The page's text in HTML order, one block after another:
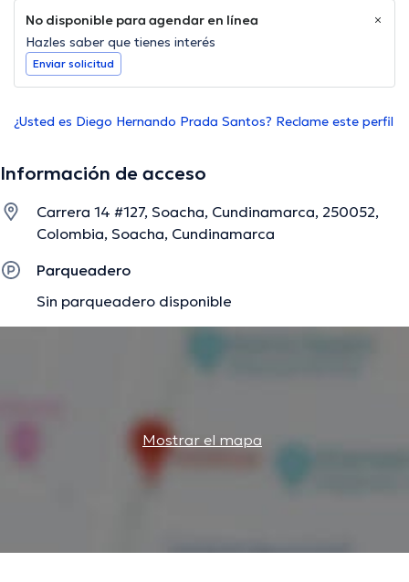
No disponible para agendar en línea
Hazles saber que tienes interés
Enviar solicitud
¿Usted es Diego Hernando Prada Santos? Reclame este perfil
Información de acceso
Carrera 14 #127, Soacha, Cundinamarca, 250052,
Colombia, Soacha, Cundinamarca
Parqueadero
Sin parqueadero disponible
Mostrar el mapa